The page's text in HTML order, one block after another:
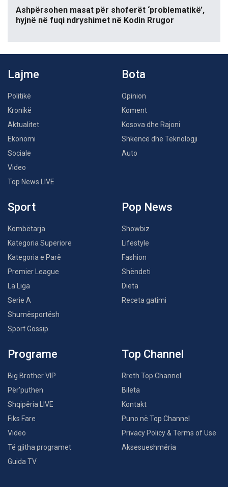
Ashpërsohen masat për shoferët ‘problematikë’,
hyjnë në fuqi ndryshimet në Kodin Rrugor
Lajme
Politikë
Kronikë
Aktualitet
Ekonomi
Sociale
Video
Top News LIVE
Bota
Opinion
Koment
Kosova dhe Rajoni
Shkencë dhe Teknologji
Auto
Sport
Kombëtarja
Kategoria Superiore
Kategoria e Parë
Premier League
La Liga
Serie A
Shumësportësh
Sport Gossip
Pop News
Showbiz
Lifestyle
Fashion
Shëndeti
Dieta
Receta gatimi
Programe
Big Brother VIP
Për’puthen
Shqipëria LIVE
Fiks Fare
Video
Të gjitha programet
Guida TV
Top Channel
Rreth Top Channel
Bileta
Kontakt
Puno në Top Channel
Privacy Policy & Terms of Use
Aksesueshmëria